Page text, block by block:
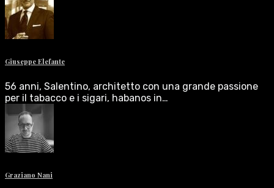
Giuseppe Elefante
56 anni, Salentino, architetto con una grande passione
per il tabacco e i sigari, habanos in…
Graziano Nani